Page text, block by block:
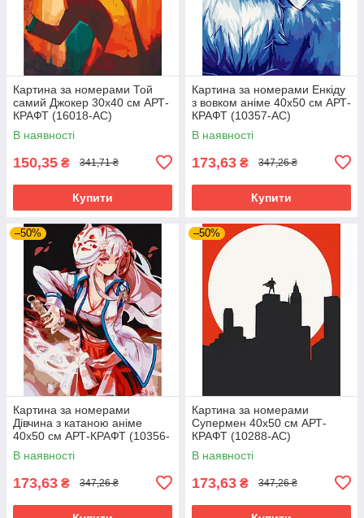
Картина за номерами Той
самий Джокер 30х40 см АРТ-
КРАФТ (16018-AC)
В наявності
150,35 ₴ 341,71 ₴
Купити
Картина за номерами Енкіду
з вовком аніме 40х50 см АРТ-
КРАФТ (10357-AC)
В наявності
173,63 ₴ 347,26 ₴
Купити
–50%
Картина за номерами
Дівчина з катаною аніме
40х50 см АРТ-КРАФТ (10356-
AC)
В наявності
173,63 ₴ 347,26 ₴
–50%
Картина за номерами
Супермен 40х50 см АРТ-
КРАФТ (10288-AC)
В наявності
173,63 ₴ 347,26 ₴